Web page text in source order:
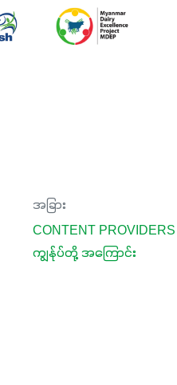
အခြား
CONTENT PROVIDERS
ကျွန်ုပ်တို့ အကြောင်း